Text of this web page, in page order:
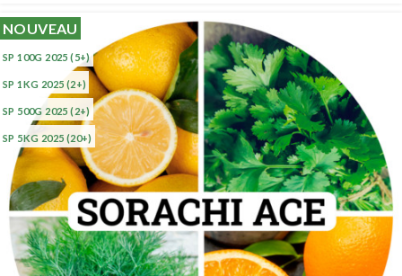
NOUVEAU
SP 100G 2025(5+)
SP 1KG 2025 (2+)
SP 500G 2025(2+)
SP 5KG 2025 (20+)